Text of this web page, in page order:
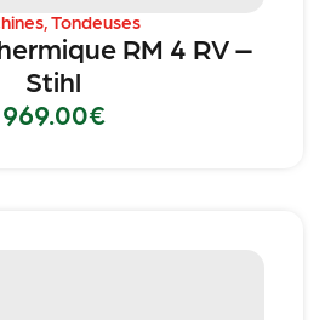
Tondeuses
RM 4 RV –
Stihl
969.00€